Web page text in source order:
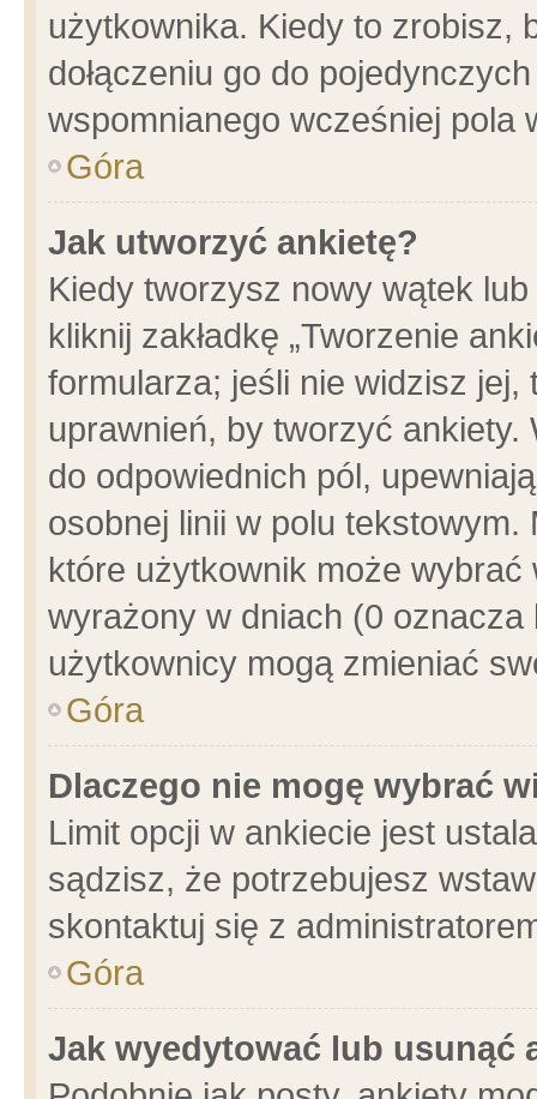
użytkownika. Kiedy to zrobisz,
dołączeniu go do
wspomnianego wcześniej pola
Góra
Jak utworzyć ankietę?
Kiedy tworzysz nowy wątek
kliknij zakładkę „Tworzenie
formularza; jeśli nie widzisz
uprawnień, by tworzyć ankiety.
do odpowiednich pól,
osobnej linii w polu
które użytkownik może
wyrażony w dniach (0
użytkownicy mogą zmieniać
Góra
Dlaczego nie mogę wybrać
Limit opcji w ankiecie jest
sądzisz, że potrzebujesz
skontaktuj się z
Góra
Jak wyedytować lub usunąć